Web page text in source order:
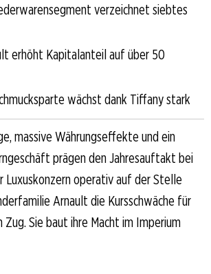
verzeichnet siebtes
erhöht Kapitalanteil auf über 50
wächst dank Tiffany stark
massive Währungseffekte und ein
prägen den Jahresauftakt bei
Luxuskonzern operativ auf der Stelle
Arnault die Kursschwäche für
Sie baut ihre Macht im Imperium